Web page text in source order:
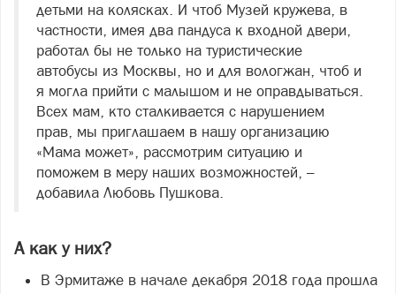
детьми на колясках. И чтоб Музей кружева, в
частности, имея два пандуса к входной двери,
работал бы не только на туристические
автобусы из Москвы, но и для вологжан, чтоб и
я могла прий­ти с малышом и не оправдываться.
Всех мам, кто сталкивается с нарушением
прав, мы приглашаем в нашу организацию
«Мама может», рассмотрим ситуацию и
поможем в меру наших возможностей, –
добавила Любовь Пушкова.
А как у них?
В Эрмитаже в начале декабря 2018 года прошла